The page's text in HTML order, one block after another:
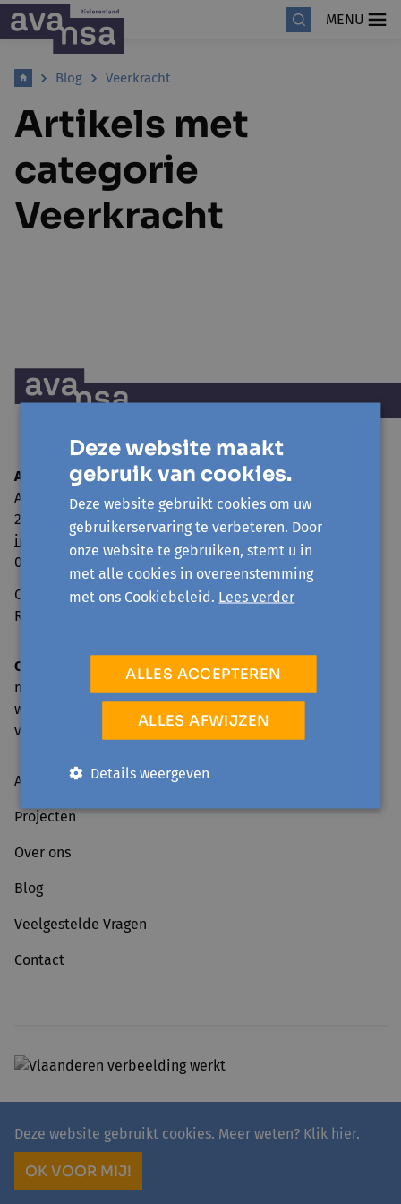
MENU
Blog Veerkracht
Artikels met
categorie
Veerkracht
Avansa Rivierenland
Adegemstraat 79
2800 Mechelen
info@avansa-rivierenland.be
015 44 41 00
Ondernemingsnummer: 0860.552.425
RPR Antwerpen, afdeling Mechelen
Onthaal en telefonische bereikbaarheid
ma: 09.00-17.00 u.
wo, do: 09.00-16.00 u.
vr: 09.00-12.30 u.
Activiteiten
Projecten
Over ons
Blog
Veelgestelde Vragen
Contact
© 2026 - avansa
Privacy
Avansa rivierenland vzw
site by
Deze website gebruikt cookies. Meer weten? Klik hier.
OK VOOR MIJ!
Deze website maakt
gebruik van cookies.
Deze website gebruikt cookies om uw
gebruikerservaring te verbeteren. Door
onze website te gebruiken, stemt u in
met alle cookies in overeenstemming
met ons Cookiebeleid. Lees verder
ALLES ACCEPTEREN
ALLES AFWIJZEN
Details weergeven